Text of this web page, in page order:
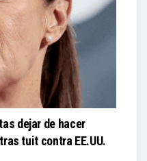
dejar de hacer
tuit contra EE.UU.